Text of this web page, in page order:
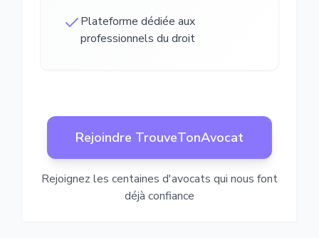
Plateforme dédiée aux
professionnels du droit
Rejoindre TrouveTonAvocat
Rejoignez les centaines d'avocats qui nous font
déjà confiance